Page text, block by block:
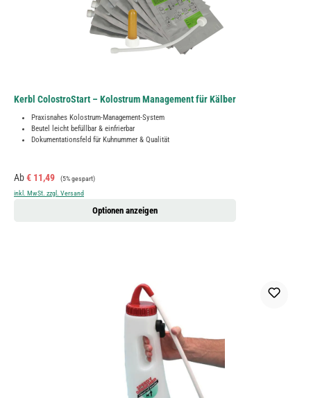
Kerbl ColostroStart – Kolostrum Management für Kälber
Praxisnahes Kolostrum-Management-System
Beutel leicht befüllbar & einfrierbar
Dokumentationsfeld für Kuhnummer & Qualität
Verkaufspreis:
Ab€ 11,49 Regulärer Preis:
(5% gespart)
inkl. MwSt. zzgl. Versand
Optionen anzeigen